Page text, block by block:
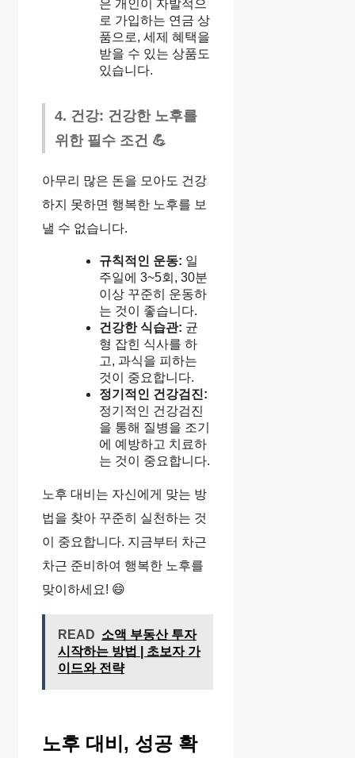
은 개인이 자발적으
로 가입하는 연금 상
품으로, 세제 혜택을
받을 수 있는 상품도
있습니다.
4. 건강: 건강한 노후를
위한 필수 조건 💪
아무리 많은 돈을 모아도 건강
하지 못하면 행복한 노후를 보
낼 수 없습니다.
규칙적인 운동: 일
주일에 3~5회, 30분
이상 꾸준히 운동하
는 것이 좋습니다.
건강한 식습관: 균
형 잡힌 식사를 하
고, 과식을 피하는
것이 중요합니다.
정기적인 건강검진:
정기적인 건강검진
을 통해 질병을 조기
에 예방하고 치료하
는 것이 중요합니다.
노후 대비는 자신에게 맞는 방
법을 찾아 꾸준히 실천하는 것
이 중요합니다. 지금부터 차근
차근 준비하여 행복한 노후를
맞이하세요! 😄
READ 소액 부동산 투자
시작하는 방법 | 초보자 가
이드와 전략
노후 대비, 성공 확